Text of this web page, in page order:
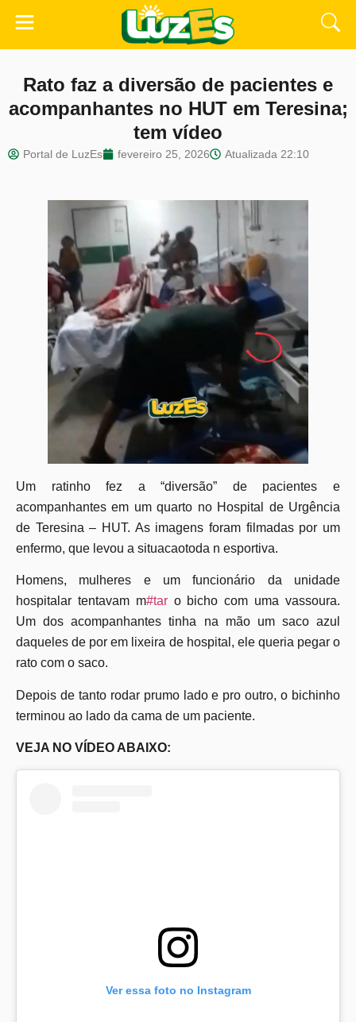
Rato faz a diversão de pacientes e
acompanhantes no HUT em Teresina;
tem vídeo
Portal de LuzEs fevereiro 25, 2026 Atualizada 22:10
Um ratinho fez a “diversão” de pacientes e
acompanhantes em um quarto no Hospital de Urgência
de Teresina – HUT. As imagens foram filmadas por um
enfermo, que levou a situacaotoda n esportiva.
Homens, mulheres e um funcionário da unidade
hospitalar tentavam m#taro bicho com uma vassoura.
Um dos acompanhantes tinha na mão um saco azul
daqueles de por em lixeira de hospital, ele queria pegar o
rato com o saco.
Depois de tanto rodar prumo lado e pro outro, o bichinho
terminou ao lado da cama de um paciente.
VEJA NO VÍDEO ABAIXO:
Ver essa foto no Instagram